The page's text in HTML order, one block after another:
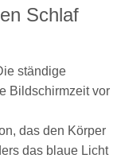
Schlaf
ständige
Bildschirmzeit vor
das den Körper
das blaue Licht